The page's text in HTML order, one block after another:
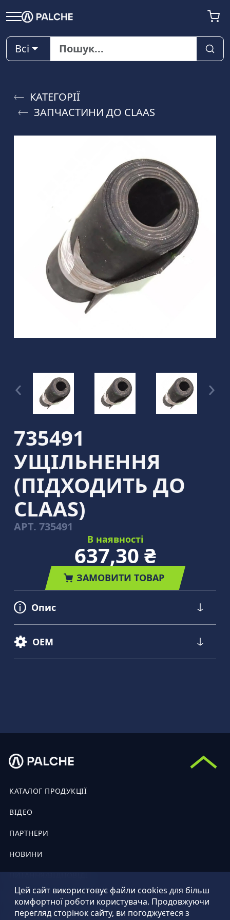
Всі
КАТЕГОРІЇ
ЗАПЧАСТИНИ ДО CLAAS
735491
УЩІЛЬНЕННЯ
(ПІДХОДИТЬ ДО
CLAAS)
АРТ. 735491
В наявності
637,30 ₴
ЗАМОВИТИ ТОВАР
Опис
OEM
КАТАЛОГ ПРОДУКЦІЇ
ВІДЕО
ПАРТНЕРИ
НОВИНИ
ПИТАННЯ/ВІДПОВІДІ
КОНТАКТИ
ПУБЛІЧНА ОФЕРТА
Цей сайт використовує файли cookies для більш
комфортної роботи користувача. Продовжуючи
перегляд сторінок сайту, ви погоджуєтеся з